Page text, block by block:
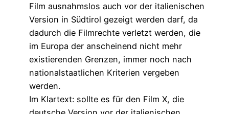
Film ausnahmslos auch vor der italienischen
Version in Südtirol gezeigt werden darf, da
dadurch die Filmrechte verletzt werden, die
im Europa der anscheinend nicht mehr
existierenden Grenzen, immer noch nach
nationalstaatlichen Kriterien vergeben
werden.
Im Klartext: sollte es für den Film X, die